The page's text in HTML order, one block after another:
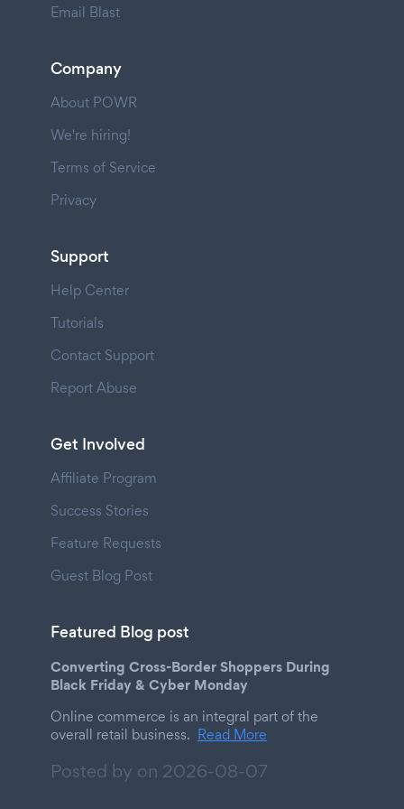
Email Blast
Company
About POWR
We're hiring!
Terms of Service
Privacy
Support
Help Center
Tutorials
Contact Support
Report Abuse
Get Involved
Affiliate Program
Success Stories
Feature Requests
Guest Blog Post
Featured Blog post
Converting Cross-Border Shoppers During
Black Friday & Cyber Monday
Online commerce is an integral part of the
overall retail business. Read More
Posted by on 2026-08-07